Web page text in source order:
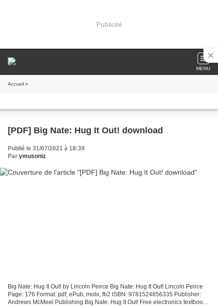
Publicité
MENU
Accueil »
[PDF] Big Nate: Hug It Out! download
Publié le 31/07/2021 à 18:39
Par ymusoniz
Big Nate: Hug It Out! by Lincoln Peirce Big Nate: Hug It Out! Lincoln Peirce
Page: 176 Format: pdf, ePub, mobi, fb2 ISBN: 9781524856335 Publisher:
Andrews McMeel Publishing Big Nate: Hug It Out! Free electronics textbooks